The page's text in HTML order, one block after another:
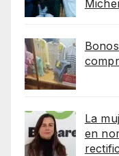
La
en